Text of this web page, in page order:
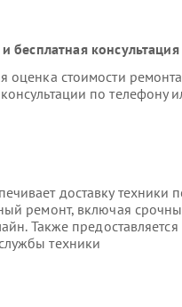
бесплатная консультация
стоимости
по телефону
доставку техники
ремонт, включая
Также
техники